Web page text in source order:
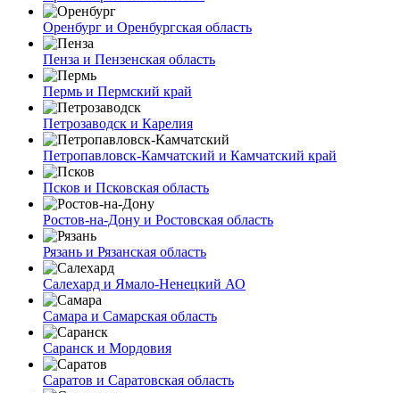
Оренбург и Оренбургская область
Пенза и Пензенская область
Пермь и Пермский край
Петрозаводск и Карелия
Петропавловск-Камчатский и Камчатский край
Псков и Псковская область
Ростов-на-Дону и Ростовская область
Рязань и Рязанская область
Салехард и Ямало-Ненецкий АО
Самара и Самарская область
Саранск и Мордовия
Саратов и Саратовская область